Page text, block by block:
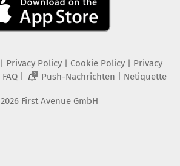
| Privacy Policy| Cookie Policy| Privacy
FAQ| 2 Push-Nachrichten | Netiquette
2026 First Avenue GmbH